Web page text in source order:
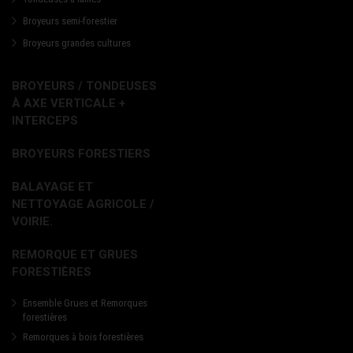
Broyeurs semi-forestier
Broyeurs grandes cultures
BROYEURS / TONDEUSES
À AXE VERTICALE +
INTERCEPS
BROYEURS FORESTIERS
BALAYAGE ET
NETTOYAGE AGRICOLE /
VOIRIE.
REMORQUE ET GRUES
FORESTIÈRES
Ensemble Grues et Remorques
forestières
Remorques à bois forestières